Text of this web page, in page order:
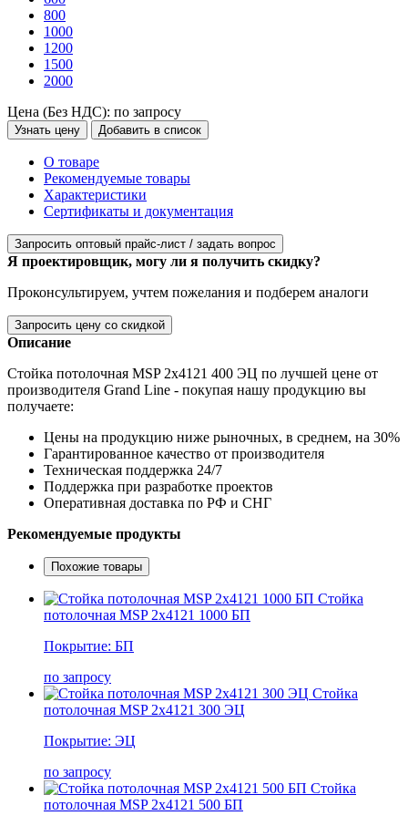
800
1000
1200
1500
2000
Цена (Без НДС): по запросу
Узнать цену Добавить в список
О товаре
Рекомендуемые товары
Характеристики
Сертификаты и документация
Запросить оптовый прайс-лист / задать вопрос
Я проектировщик, могу ли я получить скидку?
Проконсультируем, учтем пожелания и подберем аналоги
Запросить цену со скидкой
Описание
Стойка потолочная MSP 2х4121 400 ЭЦ по лучшей цене от
производителя Grand Line - покупая нашу продукцию вы
получаете:
Цены на продукцию ниже рыночных, в среднем, на 30%
Гарантированное качество от производителя
Техническая поддержка 24/7
Поддержка при разработке проектов
Оперативная доставка по РФ и СНГ
Рекомендуемые продукты
Похожие товары
Стойка
потолочная MSP 2х4121 1000 БП
Покрытие: БП
по запросу
Стойка
потолочная MSP 2х4121 300 ЭЦ
Покрытие: ЭЦ
по запросу
Стойка
потолочная MSP 2х4121 500 БП